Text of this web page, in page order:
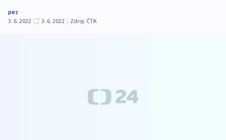
pez
3. 6. 2022
3. 6. 2022 | Zdroj: ČTK